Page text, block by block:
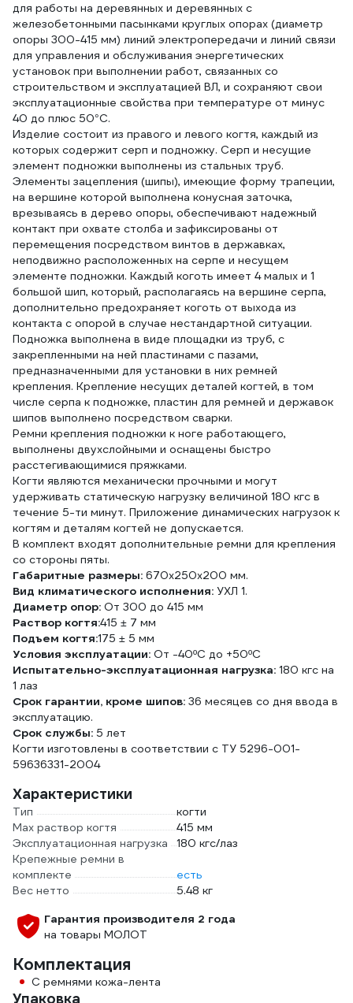
для работы на деревянных и деревянных с
железобетонными пасынками круглых опорах (диаметр
опоры 300-415 мм) линий электропередачи и линий связи
для управления и обслуживания энергетических
установок при выполнении работ, связанных со
строительством и эксплуатацией ВЛ, и сохраняют свои
эксплуатационные свойства при температуре от минус
40 до плюс 50°С.
Изделие состоит из правого и левого когтя, каждый из
которых содержит серп и подножку. Серп и несущие
элемент подножки выполнены из стальных труб.
Элементы зацепления (шипы), имеющие форму трапеции,
на вершине которой выполнена конусная заточка,
врезываясь в дерево опоры, обеспечивают надежный
контакт при охвате столба и зафиксированы от
перемещения посредством винтов в державках,
неподвижно расположенных на серпе и несущем
элементе подножки. Каждый коготь имеет 4 малых и 1
большой шип, который, располагаясь на вершине серпа,
дополнительно предохраняет коготь от выхода из
контакта с опорой в случае нестандартной ситуации.
Подножка выполнена в виде площадки из труб, с
закрепленными на ней пластинами с пазами,
предназначенными для установки в них ремней
крепления. Крепление несущих деталей когтей, в том
числе серпа к подножке, пластин для ремней и державок
шипов выполнено посредством сварки.
Ремни крепления подножки к ноге работающего,
выполнены двухслойными и оснащены быстро
расстегивающимися пряжками.
Когти являются механически прочными и могут
удерживать статическую нагрузку величиной 180 кгс в
течение 5-ти минут. Приложение динамических нагрузок к
когтям и деталям когтей не допускается.
В комплект входят дополнительные ремни для крепления
со стороны пяты.
Габаритные размеры: 670х250х200 мм.
Вид климатического исполнения: УХЛ 1.
Диаметр опор: От 300 до 415 мм
Раствор когтя:415 ± 7 мм
Подъем когтя:175 ± 5 мм
Условия эксплуатации: От -40ºС до +50ºС
Испытательно-эксплуатационная нагрузка: 180 кгс на
1 лаз
Срок гарантии, кроме шипов: 36 месяцев со дня ввода в
эксплуатацию.
Срок службы: 5 лет
Когти изготовлены в соответствии с ТУ 5296-001-
59636331-2004
Характеристики
Тип
когти
Мах раствор когтя
415 мм
Эксплуатационная нагрузка
180 кгс/лаз
Крепежные ремни в
комплекте
есть
Вес нетто
5.48 кг
Гарантия производителя 2 года
на товары МОЛОТ
Комплектация
С ремнями кожа-лента
Упаковка